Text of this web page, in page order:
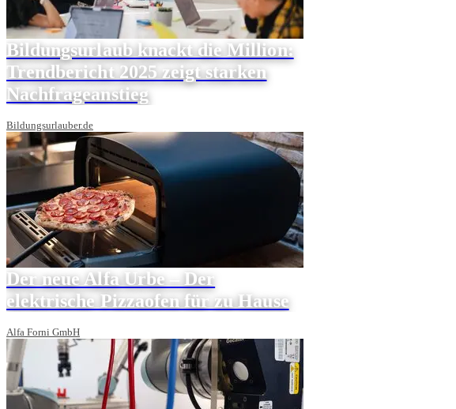
Bildungsurlaub knackt die Million:
Trendbericht 2025 zeigt starken
Nachfrageanstieg
Bildungsurlauber.de
Der neue Alfa Urbe – Der
elektrische Pizzaofen für zu Hause
Alfa Forni GmbH